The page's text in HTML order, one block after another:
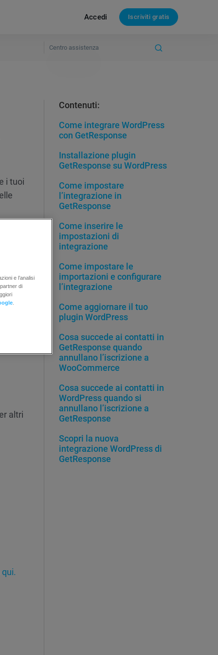
Accedi Iscriviti gratis
Contenuti:
Come integrare WordPress
con GetResponse
Installazione plugin
GetResponse su WordPress
Come impostare
l’integrazione in
GetResponse
Come inserire le
impostazioni di
integrazione
Come impostare le
importazioni e configurare
l’integrazione
Come aggiornare il tuo
plugin WordPress
Cosa succede ai contatti in
GetResponse quando
annullano l’iscrizione a
WooCommerce
Cosa succede ai contatti in
WordPress quando si
annullano l’iscrizione a
GetResponse
Scopri la nuova
integrazione WordPress di
GetResponse
i tuoi
altri
qui.
e l’analisi
di